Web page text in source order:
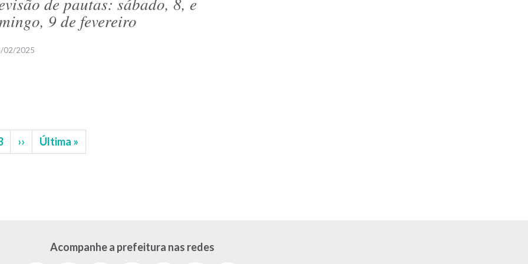
9 de fevereiro
02/2025
Próxima
página
››
Última
página
Última »
Acompanhe a prefeitura nas redes